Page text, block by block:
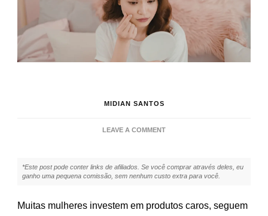
MIDIAN SANTOS
LEAVE A COMMENTON
PODEM
*Este post pode conter links de afiliados. Se você comprar através deles, eu
ganho uma pequena comissão, sem nenhum custo extra para você.
Muitas mulheres investem em produtos caros, seguem